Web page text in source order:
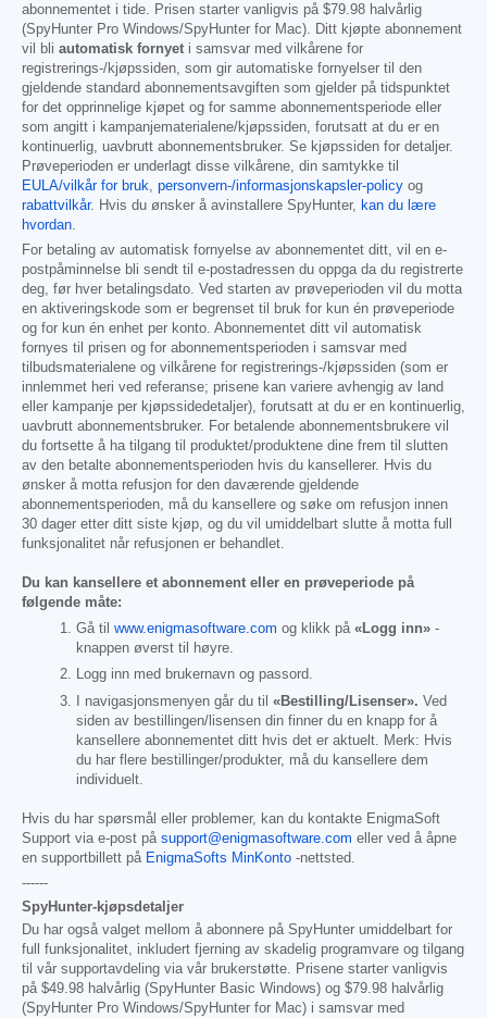
abonnementet i tide. Prisen starter vanligvis på $79.98 halvårlig
(SpyHunter Pro Windows/SpyHunter for Mac). Ditt kjøpte abonnement
vil bli automatisk fornyet i samsvar med vilkårene for
registrerings-/kjøpssiden, som gir automatiske fornyelser til den
gjeldende standard abonnementsavgiften som gjelder på tidspunktet
for det opprinnelige kjøpet og for samme abonnementsperiode eller
som angitt i kampanjematerialene/kjøpssiden, forutsatt at du er en
kontinuerlig, uavbrutt abonnementsbruker. Se kjøpssiden for detaljer.
Prøveperioden er underlagt disse vilkårene, din samtykke til
EULA/vilkår for bruk, personvern-/informasjonskapsler-policy og
rabattvilkår. Hvis du ønsker å avinstallere SpyHunter, kan du lære
hvordan.
For betaling av automatisk fornyelse av abonnementet ditt, vil en e-
postpåminnelse bli sendt til e-postadressen du oppga da du registrerte
deg, før hver betalingsdato. Ved starten av prøveperioden vil du motta
en aktiveringskode som er begrenset til bruk for kun én prøveperiode
og for kun én enhet per konto. Abonnementet ditt vil automatisk
fornyes til prisen og for abonnementsperioden i samsvar med
tilbudsmaterialene og vilkårene for registrerings-/kjøpssiden (som er
innlemmet heri ved referanse; prisene kan variere avhengig av land
eller kampanje per kjøpssidedetaljer), forutsatt at du er en kontinuerlig,
uavbrutt abonnementsbruker. For betalende abonnementsbrukere vil
du fortsette å ha tilgang til produktet/produktene dine frem til slutten
av den betalte abonnementsperioden hvis du kansellerer. Hvis du
ønsker å motta refusjon for den daværende gjeldende
abonnementsperioden, må du kansellere og søke om refusjon innen
30 dager etter ditt siste kjøp, og du vil umiddelbart slutte å motta full
funksjonalitet når refusjonen er behandlet.
Du kan kansellere et abonnement eller en prøveperiode på
følgende måte:
Gå til www.enigmasoftware.com og klikk på «Logg inn» -
knappen øverst til høyre.
Logg inn med brukernavn og passord.
I navigasjonsmenyen går du til «Bestilling/Lisenser». Ved
siden av bestillingen/lisensen din finner du en knapp for å
kansellere abonnementet ditt hvis det er aktuelt. Merk: Hvis
du har flere bestillinger/produkter, må du kansellere dem
individuelt.
Hvis du har spørsmål eller problemer, kan du kontakte EnigmaSoft
Support via e-post på support@enigmasoftware.com eller ved å åpne
en supportbillett på EnigmaSofts MinKonto -nettsted.
------
SpyHunter-kjøpsdetaljer
Du har også valget mellom å abonnere på SpyHunter umiddelbart for
full funksjonalitet, inkludert fjerning av skadelig programvare og tilgang
til vår supportavdeling via vår brukerstøtte. Prisene starter vanligvis
på $49.98 halvårlig (SpyHunter Basic Windows) og $79.98 halvårlig
(SpyHunter Pro Windows/SpyHunter for Mac) i samsvar med